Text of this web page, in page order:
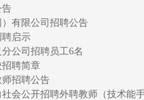
告
）有限公司招聘公告
聘启示
公司招聘员工6名
招聘简章
师招聘公告
会公开招聘外聘教师（技术能